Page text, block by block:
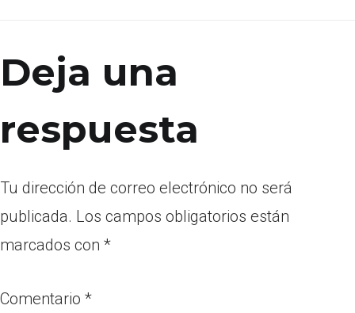
Deja una
respuesta
Tu dirección de correo electrónico no será
publicada. Los campos obligatorios están
marcados con *
Comentario *